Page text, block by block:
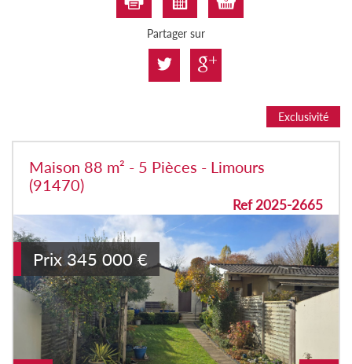
Partager sur
Exclusivité
Maison 88 m² - 5 Pièces - Limours
(91470)
Ref 2025-2665
Prix 345 000 €